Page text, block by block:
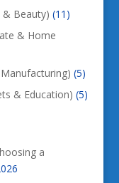
Beauty) (11)
& Home
(5)
& Education) (5)
a